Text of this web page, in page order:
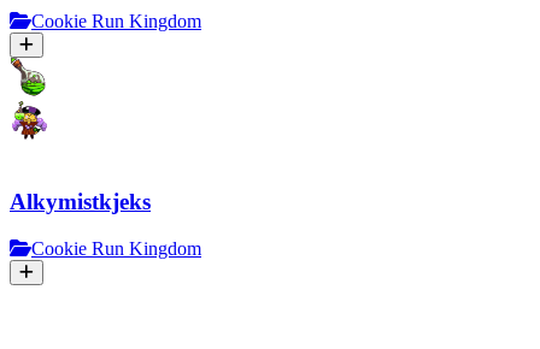
Cookie Run Kingdom
Alkymistkjeks
Cookie Run Kingdom